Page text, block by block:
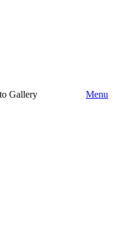
Gallery
Menu